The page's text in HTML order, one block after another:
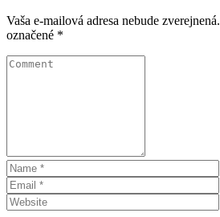
Vaša e-mailová adresa nebude zverejnená.
označené *